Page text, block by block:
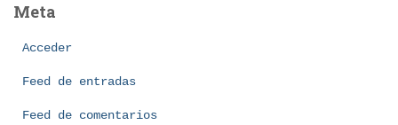
g
Meta
Acceder
Feed de entradas
Feed de comentarios